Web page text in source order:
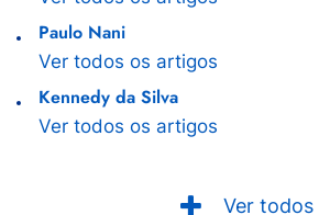
Paulo Nani
Ver todos os artigos
Kennedy da Silva
Ver todos os artigos
Ver todos